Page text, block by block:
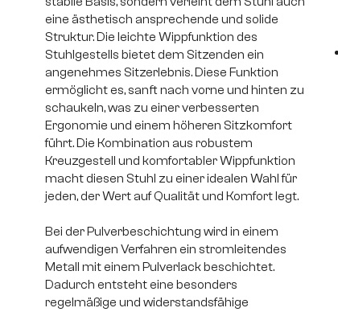
eine ästhetisch ansprechende und solide
Struktur. Die leichte Wippfunktion des
Stuhlgestells bietet dem Sitzenden ein
angenehmes Sitzerlebnis. Diese Funktion
ermöglicht es, sanft nach vorne und hinten zu
schaukeln, was zu einer verbesserten
Ergonomie und einem höheren Sitzkomfort
führt. Die Kombination aus robustem
Kreuzgestell und komfortabler Wippfunktion
macht diesen Stuhl zu einer idealen Wahl für
jeden, der Wert auf Qualität und Komfort legt.
Bei der Pulverbeschichtung wird in einem
aufwendigen Verfahren ein stromleitendes
Metall mit einem Pulverlack beschichtet.
Dadurch entsteht eine besonders
regelmäßige und widerstandsfähige